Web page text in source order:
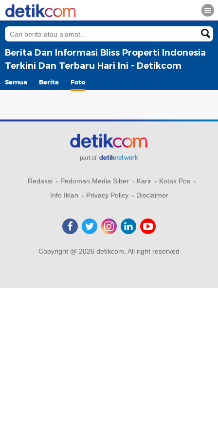
Berita Dan Informasi Bliss Properti Indonesia
Terkini Dan Terbaru Hari Ini - Detikcom
Semua Berita Foto
part of
Redaksi Pedoman Media Siber Karir
Kotak Pos
Info Iklan
Privacy Policy Disclaimer
Copyright @ 2026 detikcom, All right reserved